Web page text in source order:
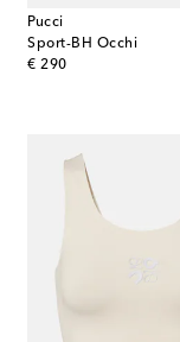
Pucci
Sport-BH Occhi
€ 290
original price